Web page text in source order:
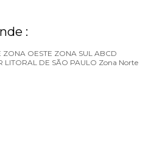
:
ZONA OESTE ZONA SUL ABCD
LITORAL DE SÃO PAULO Zona Norte